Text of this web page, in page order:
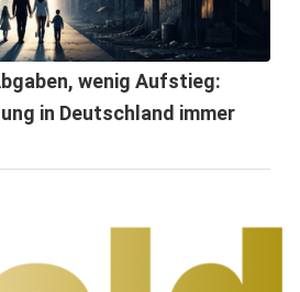
wenig Aufstieg:
in Deutschland immer